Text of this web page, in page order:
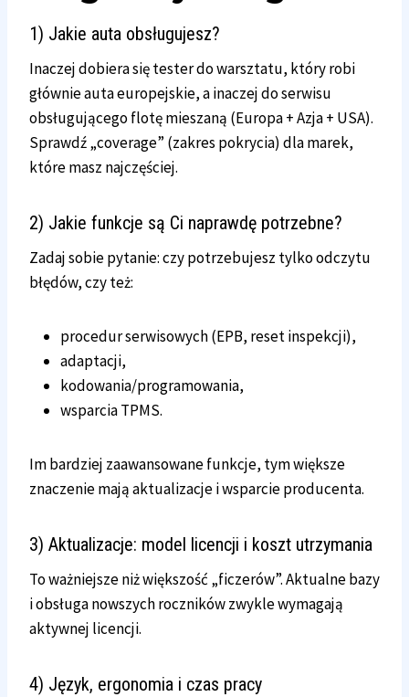
1) Jakie auta obsługujesz?
Inaczej dobiera się tester do warsztatu, który robi
głównie auta europejskie, a inaczej do serwisu
obsługującego flotę mieszaną (Europa + Azja + USA).
Sprawdź „coverage” (zakres pokrycia) dla marek,
które masz najczęściej.
2) Jakie funkcje są Ci naprawdę potrzebne?
Zadaj sobie pytanie: czy potrzebujesz tylko odczytu
błędów, czy też:
procedur serwisowych (EPB, reset inspekcji),
adaptacji,
kodowania/programowania,
wsparcia TPMS.
Im bardziej zaawansowane funkcje, tym większe
znaczenie mają aktualizacje i wsparcie producenta.
3) Aktualizacje: model licencji i koszt utrzymania
To ważniejsze niż większość „ficzerów”. Aktualne bazy
i obsługa nowszych roczników zwykle wymagają
aktywnej licencji.
4) Język, ergonomia i czas pracy